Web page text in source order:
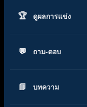
ดูผลการแข่ง
ถาม-ตอบ
บทความ